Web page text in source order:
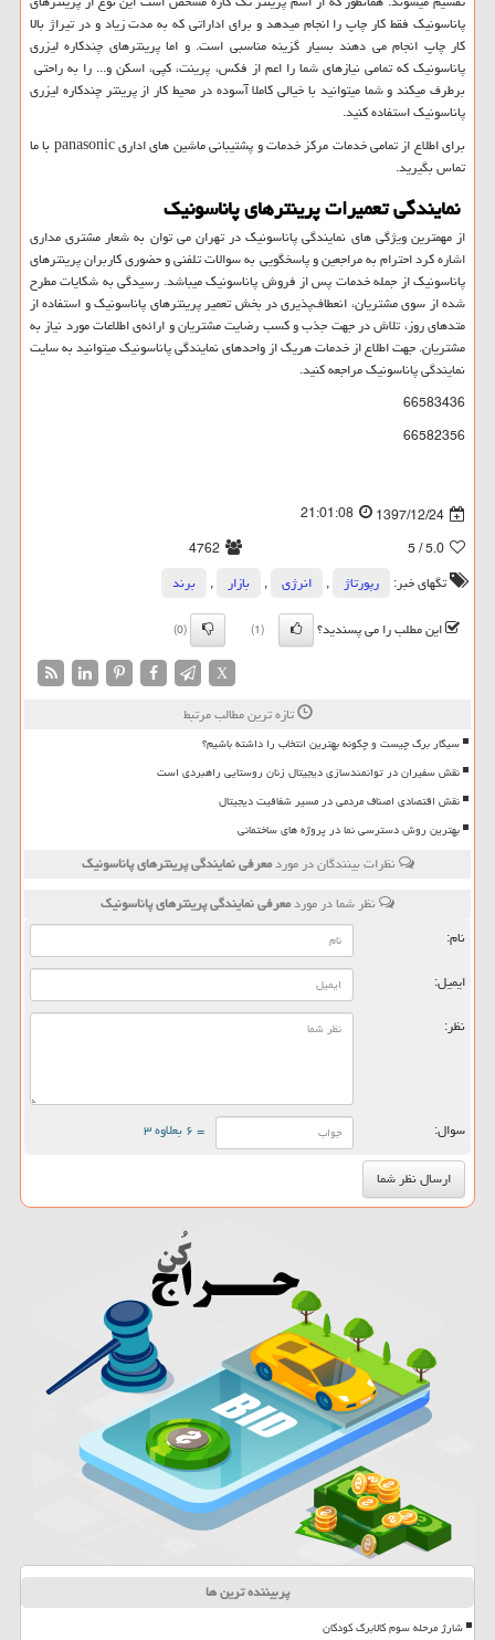
پاناسونیک فقط کار چاپ را انجام میدهد و برای اداراتی که به مدت زیاد و در تیراژ بالا
کار چاپ انجام می دهند بسیار گزینه مناسبی است. و اما پرینترهای چندکاره لیزری
پاناسونیک که تمامی نیازهای شما را اعم از فکس، پرینت، کپی، اسکن و... را به راحتی
برطرف میکند و شما میتوانید با خیالی کاملا آسوده در محیط کار از پرینتر چندکاره لیزری
پاناسونیک استفاده کنید.
برای اطلاع از تمامی خدمات مرکز خدمات و پشتیبانی ماشین های اداریpanasonicبا ما
تماس بگیرید.
نمایندگی تعمیرات پرینترهای پاناسونیک
از مهمترین ویژگی های نمایندگی پاناسونیک در تهران می توان به شعار مشتری مداری
اشاره کرد احترام به مراجعین و پاسخگویی به سوالات تلفنی و حضوری کاربران پرینترهای
پاناسونیک از جمله خدمات پس از فروش پاناسونیک میباشد. رسیدگی به شکایات مطرح
شده از سوی مشتریان، انعطاف‌پذیری در بخش تعمیر پرینترهای پاناسونیک و استفاده از
متدهای روز، تلاش در جهت جذب و کسب رضایت مشتریان و ارائه‌ی اطلاعات مورد نیاز به
مشتریان. جهت اطلاع از خدمات هریک از واحدهای نمایندگی پاناسونیک میتوانید به سایت
نمایندگی پاناسونیک مراجعه کنید.
66583436
66582356
1397/12/24
21:01:08
5.0
/ 5
4762
تگهای خبر:
رپورتاژ , انرژی , بازار ,
برند
این مطلب را می پسندید؟
(1)
(0)
X
تازه ترین مطالب مرتبط
سیگار برگ چیست و چگونه بهترین انتخاب را داشته باشیم؟
نقش سفیران در توانمندسازی دیجیتال زنان روستایی راهبردی است
نقش اقتصادی اصناف مردمی در مسیر شفافیت دیجیتال
بهترین روش دسترسی نما در پروژه های ساختمانی
نظرات بینندگان در موردمعرفی نمایندگی پرینترهای پاناسونیك
نظر شما در موردمعرفی نمایندگی پرینترهای پاناسونیك
نام:
ایمیل:
نظر:
سوال: = ۶ بعلاوه ۳
پربیننده ترین ها
شارژ مرحله سوم کالابرگ کودکان